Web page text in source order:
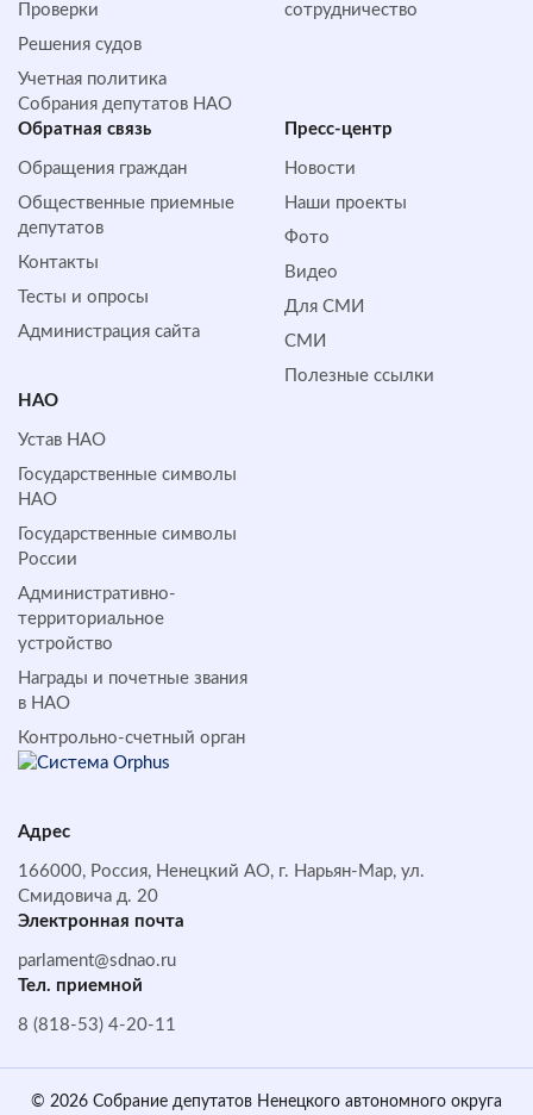
Проверки
Решения судов
Учетная политика
Собрания депутатов НАО
сотрудничество
Обратная cвязь
Обращения граждан
Общественные приемные
депутатов
Контакты
Тесты и опросы
Администрация сайта
Пресс-центр
Новости
Наши проекты
Фото
Видео
Для СМИ
СМИ
Полезные ссылки
НАО
Устав НАО
Государственные символы
НАО
Государственные символы
России
Административно-
территориальное
устройство
Награды и почетные звания
в НАО
Контрольно-счетный орган
Адрес
166000, Россия, Ненецкий АО, г. Нарьян-Мар, ул.
Смидовича д. 20
Электронная почта
parlament@sdnao.ru
Тел. приемной
8 (818-53) 4-20-11
© 2026 Собрание депутатов Ненецкого автономного округа